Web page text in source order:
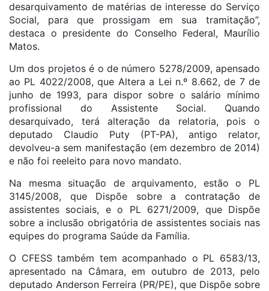
desarquivamento de matérias de interesse do Serviço
Social, para que prossigam em sua tramitação”,
destaca o presidente do Conselho Federal, Maurílio
Matos.
Um dos projetos é o de número 5278/2009, apensado
ao PL 4022/2008, que Altera a Lei n.º 8.662, de 7 de
junho de 1993, para dispor sobre o salário mínimo
profissional do Assistente Social. Quando
desarquivado, terá alteração da relatoria, pois o
deputado Claudio Puty (PT-PA), antigo relator,
devolveu-a sem manifestação (em dezembro de 2014)
e não foi reeleito para novo mandato.
Na mesma situação de arquivamento, estão o PL
3145/2008, que Dispõe sobre a contratação de
assistentes sociais, e o PL 6271/2009, que Dispõe
sobre a inclusão obrigatória de assistentes sociais nas
equipes do programa Saúde da Família.
O CFESS também tem acompanhado o PL 6583/13,
apresentado na Câmara, em outubro de 2013, pelo
deputado Anderson Ferreira (PR/PE), que Dispõe sobre